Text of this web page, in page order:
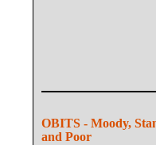
OBITS - Moody,
and Poor